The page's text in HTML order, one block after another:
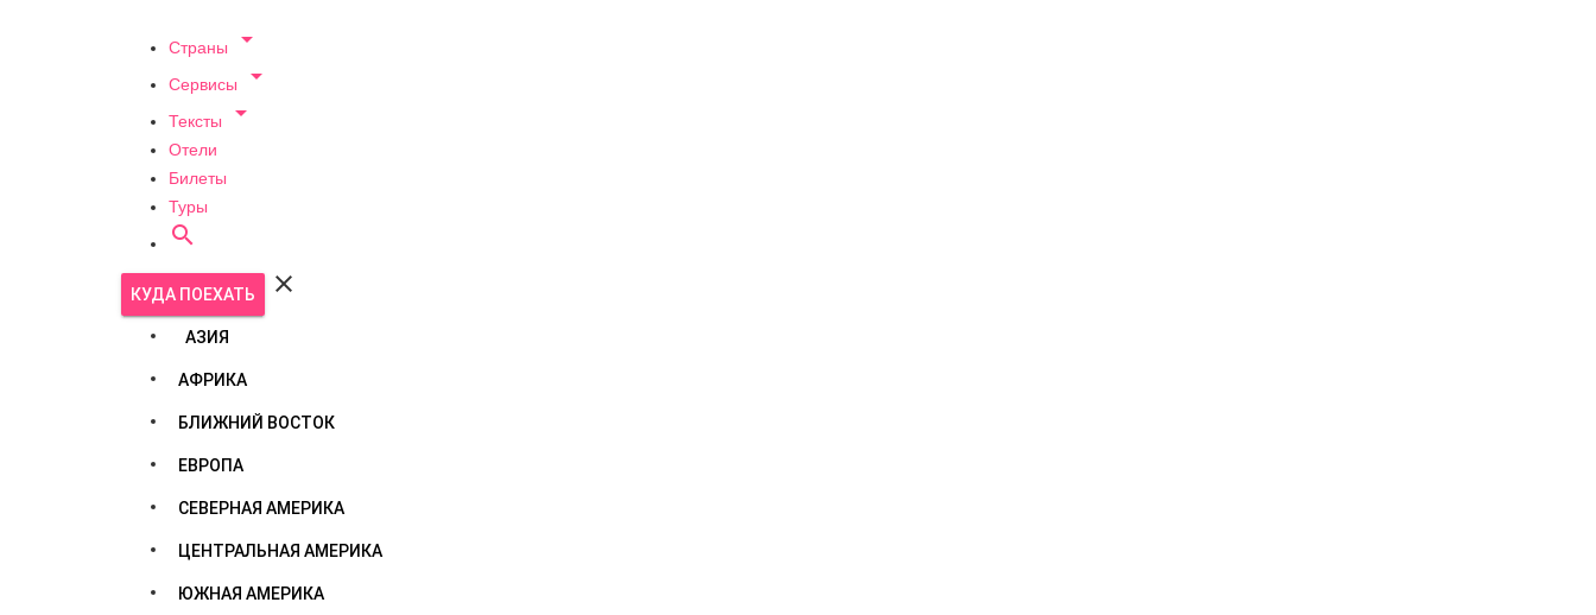
Страны 
Сервисы 
Тексты 
Отели
Билеты
Туры

КУДА ПОЕХАТЬ 
АЗИЯ
АФРИКА
БЛИЖНИЙ ВОСТОК
ЕВРОПА
СЕВЕРНАЯ АМЕРИКА
ЦЕНТРАЛЬНАЯ АМЕРИКА
ЮЖНАЯ АМЕРИКА